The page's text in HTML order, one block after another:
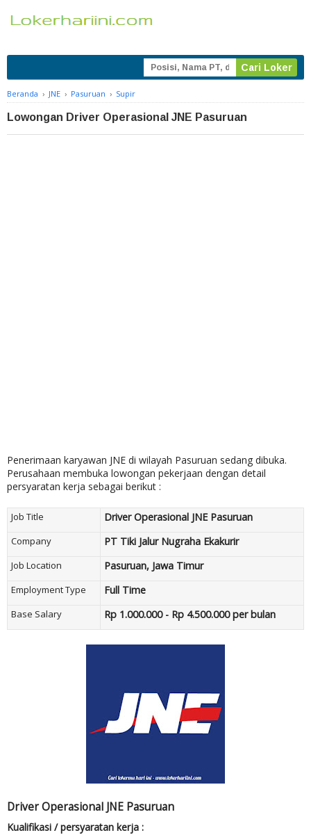
Beranda › JNE › Pasuruan › Supir
Lowongan Driver Operasional JNE Pasuruan
Penerimaan karyawan JNE di wilayah Pasuruan sedang dibuka.
Perusahaan membuka lowongan pekerjaan dengan detail
persyaratan kerja sebagai berikut :
Job Title Driver Operasional JNE Pasuruan
Company PT Tiki Jalur Nugraha Ekakurir
Job Location Pasuruan, Jawa Timur
Employment Type Full Time
Base Salary Rp 1.000.000 - Rp 4.500.000 per bulan
Driver Operasional JNE Pasuruan
Kualifikasi / persyaratan kerja :